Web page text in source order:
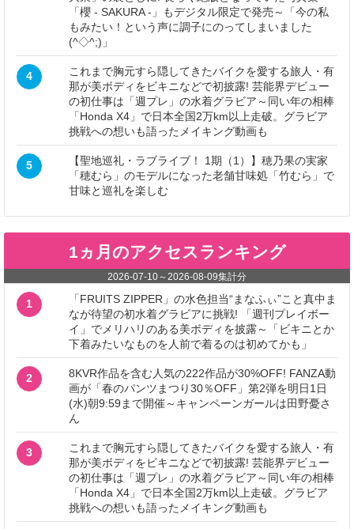
「櫻 - SAKURA -」もデジタル限定で発売～「今の私
もみたい！という声に調子にのってしまいました
(^◇^;)」
4
これまで胸元すら隠してきたバイクを愛する旅人・有
那が美ボディをビキニなどで初披露! 芸能界デビュー
の初仕事は「週プレ」の水着グラビア～同い年の相棒
「Honda X4」で日本全国2万km以上走破。グラビア
挑戦への想いも語ったメイキング動画も
5
【聖地巡礼・ラブライブ！ 1期（1）】穂乃果の実家
「穂むら」のモデルになった老舗甘味処「竹むら」で
甘味と巡礼を楽しむ
1ヵ月のアクセスランキング
2026-07-10～ 2026-08-09集計分
1
「FRUITS ZIPPER」の水色担当“まなふぃ”こと真中ま
なが待望の初水着グラビアに挑戦! 「週刊プレイボー
イ」でメリハリのある美ボディを披露～「ビキニとか
下着みたいなものを人前で着るのは初めてかも」
2
8KVR作品を含む人気の222作品が30%OFF! FANZA動
画が「春のパンツまつり30％OFF」第2弾を明日1日
(水)朝9:59まで開催～キャンペーンガールは田野憂さ
ん
3
これまで胸元すら隠してきたバイクを愛する旅人・有
那が美ボディをビキニなどで初披露! 芸能界デビュー
の初仕事は「週プレ」の水着グラビア～同い年の相棒
「Honda X4」で日本全国2万km以上走破。グラビア
挑戦への想いも語ったメイキング動画も